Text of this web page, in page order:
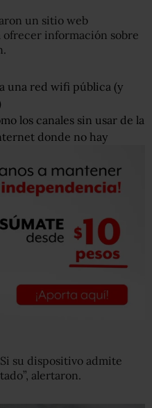
un sitio web
ofrecer información sobre
una red wifi pública (y
los canales sin usar de la
donde no hay
su dispositivo admite
alertaron.